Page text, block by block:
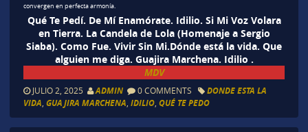
convergen en perfecta armonía.
Qué Te Pedí. De Mí Enamórate. Idilio. Si Mi Voz Volara
en Tierra. La Candela de Lola (Homenaje a Sergio
Siaba). Como Fue. Vivir Sin Mi.Dónde está la vida. Que
alguien me diga. Guajira Marchena. Idilio .
MDV
JULIO 2, 2025 ADMIN 0 COMMENTS
DONDE ESTA LA
VIDA GUAJIRA MARCHENA IDILIO, QUÉ TE PEDO